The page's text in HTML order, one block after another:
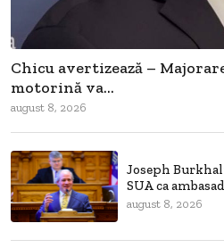
Chicu avertizează –
motorină va...
august 8, 2026
Joseph
SUA ca
august 8, 2026